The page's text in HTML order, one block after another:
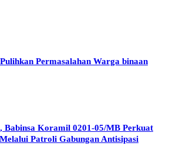
Permasalahan Warga binaan
Babinsa Koramil 0201-05/MB Perkuat
Patroli Gabungan Antisipasi